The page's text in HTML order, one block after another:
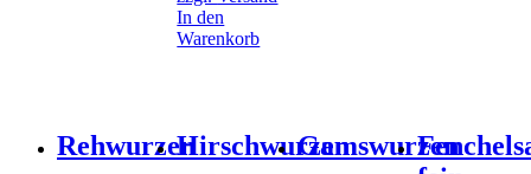
In den
Warenkorb
RehwurzenHirschwurzenGamswurzen